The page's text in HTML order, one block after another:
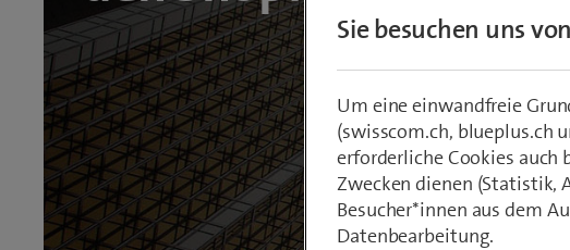
Sie besuchen uns
Um eine einwandfreie
(swisscom.ch, blueplus.ch
erforderliche Cookies auch
Zwecken dienen (Statistik,
Besucher*innen aus dem
Datenbearbeitung.